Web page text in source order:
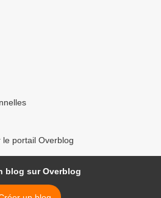
le portail Overblog
blog sur Overblog